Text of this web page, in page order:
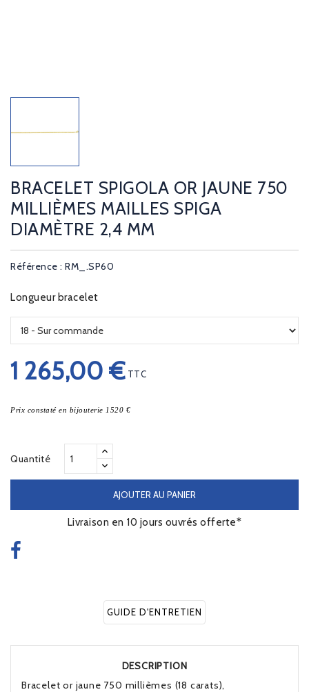
BRACELET SPIGOLA OR JAUNE 750
MILLIÈMES MAILLES SPIGA
DIAMÈTRE 2,4 MM
Référence : RM_.SP60
Longueur bracelet
1 265,00 € TTC
Prix constaté en bijouterie 1520 €
Quantité
AJOUTER AU PANIER
Livraison en 10 jours ouvrés offerte*
GUIDE D'ENTRETIEN
DESCRIPTION
Bracelet or jaune 750 millièmes (18 carats),